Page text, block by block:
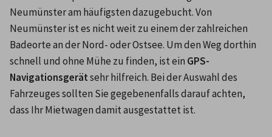
Neumünster am häufigsten dazugebucht. Von
Neumünster ist es nicht weit zu einem der zahlreichen
Badeorte an der Nord- oder Ostsee. Um den Weg dorthin
schnell und ohne Mühe zu finden, ist ein GPS-
Navigationsgerät sehr hilfreich. Bei der Auswahl des
Fahrzeuges sollten Sie gegebenenfalls darauf achten,
dass Ihr Mietwagen damit ausgestattet ist.